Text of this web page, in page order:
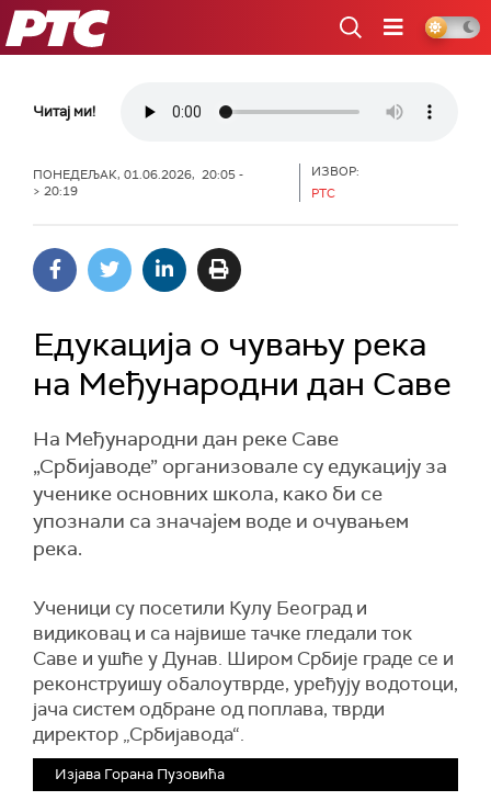
РТС
Читај ми!
ПОНЕДЕЉАК, 01.06.2026, 20:05 -
> 20:19
ИЗВОР:
РТС
Едукација о чувању река
на Међународни дан Саве
На Међународни дан реке Саве
„Србијаводе” организовале су едукацију за
ученике основних школа, како би се
упознали са значајем воде и очувањем
река.
Ученици су посетили Кулу Београд и
видиковац и са највише тачке гледали ток
Саве и ушће у Дунав. Широм Србије граде се и
реконструишу обалоутврде, уређују водотоци,
јача систем одбране од поплава, тврди
директор „Србијавода“.
Изјава Горана Пузовића